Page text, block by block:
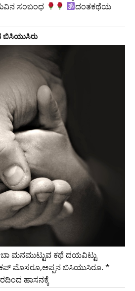
ಸಂಬಂಧ
ದಂತಕಥೆಯ
ಬಿಸಿಯುಸಿರು
ಮನಮುಟ್ಟುವ ಕಥೆ ದಯವಿಟ್ಟು
ಮೊಸರೂ,ಅಪ್ಪನ ಬಿಸಿಯುಸಿರೂ. *
ಹಾಸನಕ್ಕೆ